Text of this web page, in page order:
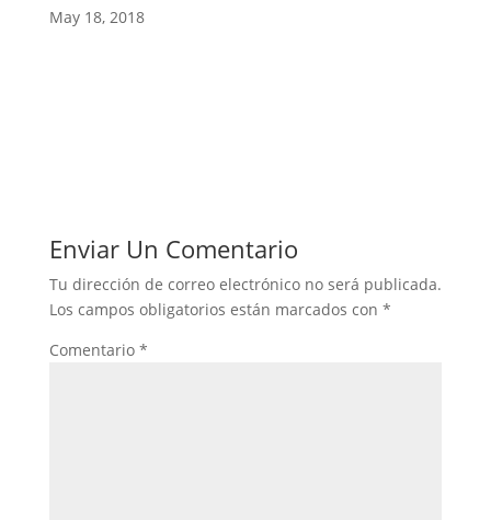
May 18, 2018
Enviar Un Comentario
Tu dirección de correo electrónico no será publicada.
Los campos obligatorios están marcados con *
Comentario *